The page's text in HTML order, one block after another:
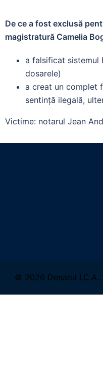
De ce a fost exclusă
magistratură Camelia
a falsificat sistemul
dosarele)
a creat un complet
sentință ilegală,
Victime: notarul Jean
© 2026 Dosarul